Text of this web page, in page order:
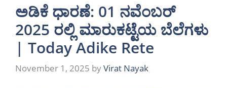
ಅಡಿಕೆ ಧಾರಣೆ: 01 ನವೆಂಬರ್
2025 ರಲ್ಲಿ ಮಾರುಕಟ್ಟೆಯ ಬೆಲೆಗಳು
| Today Adike Rete
November 1, 2025 byVirat Nayak